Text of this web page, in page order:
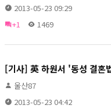
2013-05-23 09:29
+1
1469
[기사] 英 하원서 '동성 결혼
울산87
2013-05-23 04:42